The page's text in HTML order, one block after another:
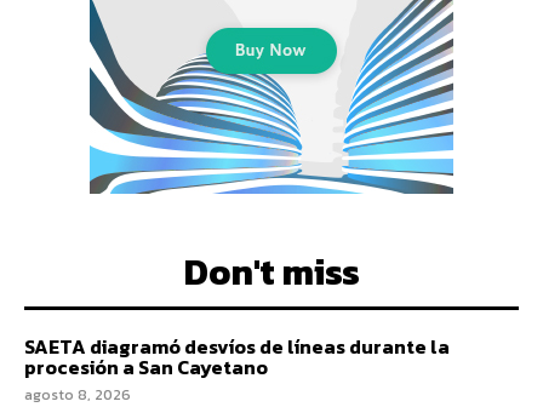
Don't miss
SAETA diagramó desvíos de líneas durante la
procesión a San Cayetano
agosto 8, 2026